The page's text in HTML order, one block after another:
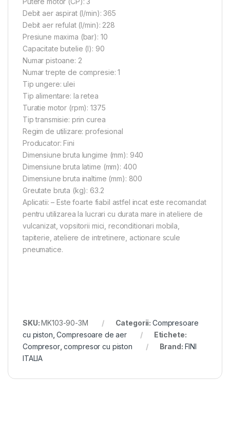
Debit aer aspirat (l/min): 365
Debit aer refulat (l/min): 228
Presiune maxima (bar): 10
Capacitate butelie (l): 90
Numar pistoane: 2
Numar trepte de compresie: 1
Tip ungere: ulei
Tip alimentare: la retea
Turatie motor (rpm): 1375
Tip transmisie: prin curea
Regim de utilizare: profesional
Producator: Fini
Dimensiune bruta lungime (mm): 940
Dimensiune bruta latime (mm): 400
Dimensiune bruta inaltime (mm): 800
Greutate bruta (kg): 63.2
Aplicatii: – Este foarte fiabil astfel incat este recomandat
pentru utilizarea la lucrari cu durata mare in ateliere de
vulcanizat, vopsitorii mici, reconditionari mobila,
tapiterie, ateliere de intretinere, actionare scule
pneumatice.
SKU:MK103-90-3M Categorii: Compresoare
cu piston ,Compresoare de aer
Etichete:
Compresor,compresor cu piston Brand: FINI
ITALIA